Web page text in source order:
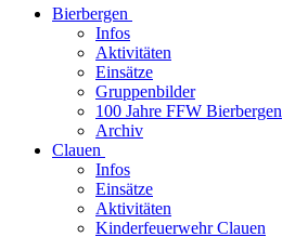
Bierbergen
Infos
Aktivitäten
Einsätze
Gruppenbilder
100 Jahre FFW Bierbergen
Archiv
Clauen
Infos
Einsätze
Aktivitäten
Kinderfeuerwehr Clauen